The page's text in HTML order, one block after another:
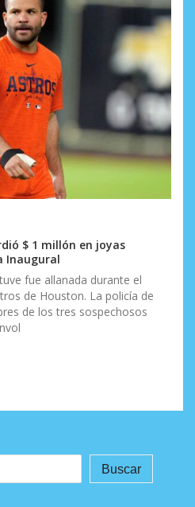
$ 1 millón en joyas
Inaugural
fue allanada durante el
de Houston. La policía de
de los tres sospechosos
Buscar